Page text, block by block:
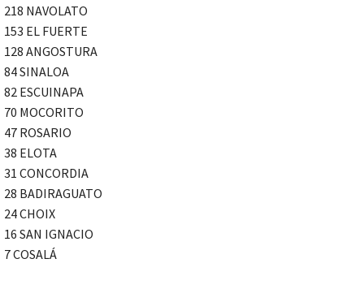
218 NAVOLATO
153 EL FUERTE
128 ANGOSTURA
84 SINALOA
82 ESCUINAPA
70 MOCORITO
47 ROSARIO
38 ELOTA
31 CONCORDIA
28 BADIRAGUATO
24 CHOIX
16 SAN IGNACIO
7 COSALÁ